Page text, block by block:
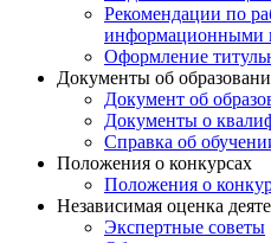
Рекомендации по
информационными
Оформление
Документы об
Документ об
Документы о
Справка об
Положения о конкурсах
Положения о
Независимая оценка
Экспертные советы